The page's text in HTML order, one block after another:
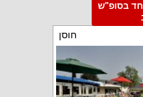
בסופ"ש
חוסן